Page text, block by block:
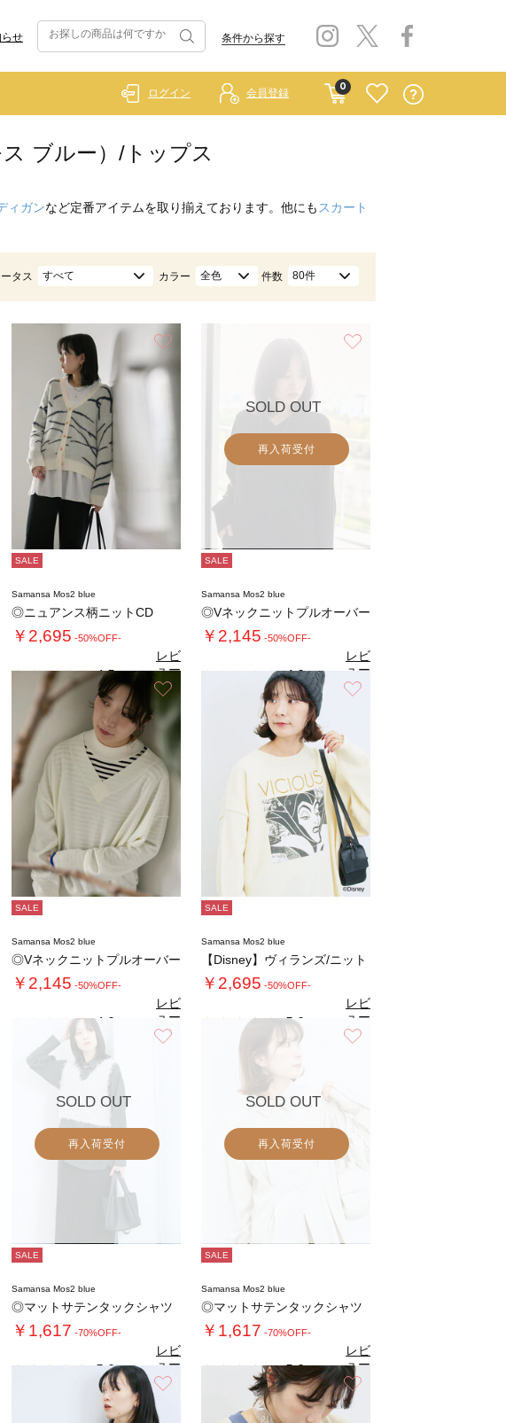
せ 条件から探す
0
ログイン 会員登録
ブルー）/トップス
ィガンなど定番アイテムを取り揃えております。他にも スカート
タス すべて カラー 全色 件数 80件
SALE
Samansa Mos2 blue
◎ニュアンス柄ニットCD
￥2,695 -50%OFF-
4.5（2）
レビ
ュー
を見
る
SOLD OUT
再入荷受付
SALE
Samansa Mos2 blue
◎Vネックニットプルオーバー
￥2,145 -50%OFF-
4.0（1）
レビ
ュー
を見
る
SALE
Samansa Mos2 blue
◎Vネックニットプルオーバー
￥2,145 -50%OFF-
4.0
レビ
ュー
を見
る
SALE
Samansa Mos2 blue
【Disney】ヴィランズ/ニット
￥2,695 -50%OFF-
5.0
レビ
ュー
を見
る
SOLD OUT
再入荷受付
SALE
Samansa Mos2 blue
◎マットサテンタックシャツ
￥1,617 -70%OFF-
5.0（1）
レビ
ュー
を見
る
SOLD OUT
再入荷受付
SALE
Samansa Mos2 blue
◎マットサテンタックシャツ
￥1,617 -70%OFF-
5.0（1）
レビ
ュー
を見
る